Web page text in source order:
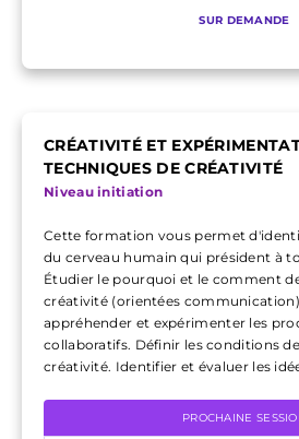
SUR DEMANDE
CRÉATIVITÉ ET
TECHNIQUES DE CRÉATIVITÉ
Niveau initiation
Cette formation vous permet
du cerveau humain qui président à
Étudier le pourquoi et le comment
créativité (orientées
appréhender et expérimenter les
collaboratifs. Définir les conditions
créativité. Identifier et évaluer les
PROCHAINE